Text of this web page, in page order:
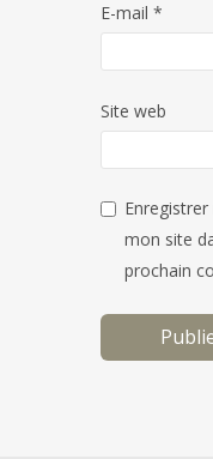
E-mail *
Site web
mon site
prochain